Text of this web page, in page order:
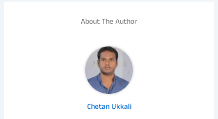
About The Author
Chetan Ukkali